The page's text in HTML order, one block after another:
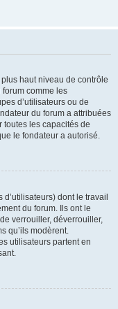
haut niveau de contrôle
forum comme les
d’utilisateurs ou de
du forum a attribuées
toutes les capacités de
le fondateur a autorisé.
dont le travail
du forum. Ils ont le
verrouiller, déverrouiller,
qu’ils modèrent.
utilisateurs partent en